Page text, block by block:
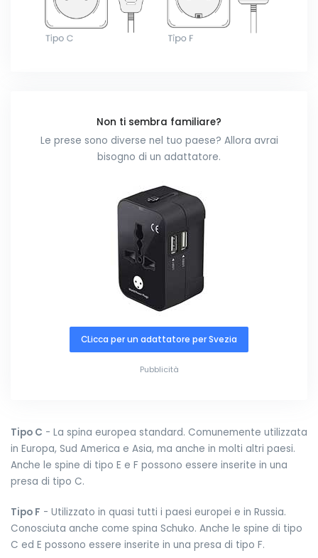
Non ti sembra familiare?
Le prese sono diverse nel tuo paese? Allora avrai
bisogno di un adattatore.
CLicca per un adattatore per Svezia
Pubblicità
Tipo C - La spina europea standard. Comunemente utilizzata
in Europa, Sud America e Asia, ma anche in molti altri paesi.
Anche le spine di tipo E e F possono essere inserite in una
presa di tipo C.
Tipo F - Utilizzato in quasi tutti i paesi europei e in Russia.
Conosciuta anche come spina Schuko. Anche le spine di tipo
C ed E possono essere inserite in una presa di tipo F.